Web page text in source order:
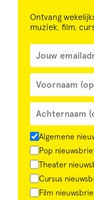
Ontvang
muziek, film,
Algemene
Pop
Theater
Cursus
Film